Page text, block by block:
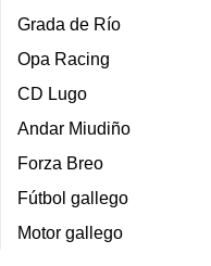
Grada de Río
Opa Racing
CD Lugo
Andar Miudiño
Forza Breo
Fútbol gallego
Motor gallego